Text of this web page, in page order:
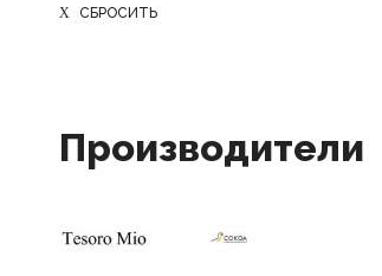
СБРОСИТЬ
Производители